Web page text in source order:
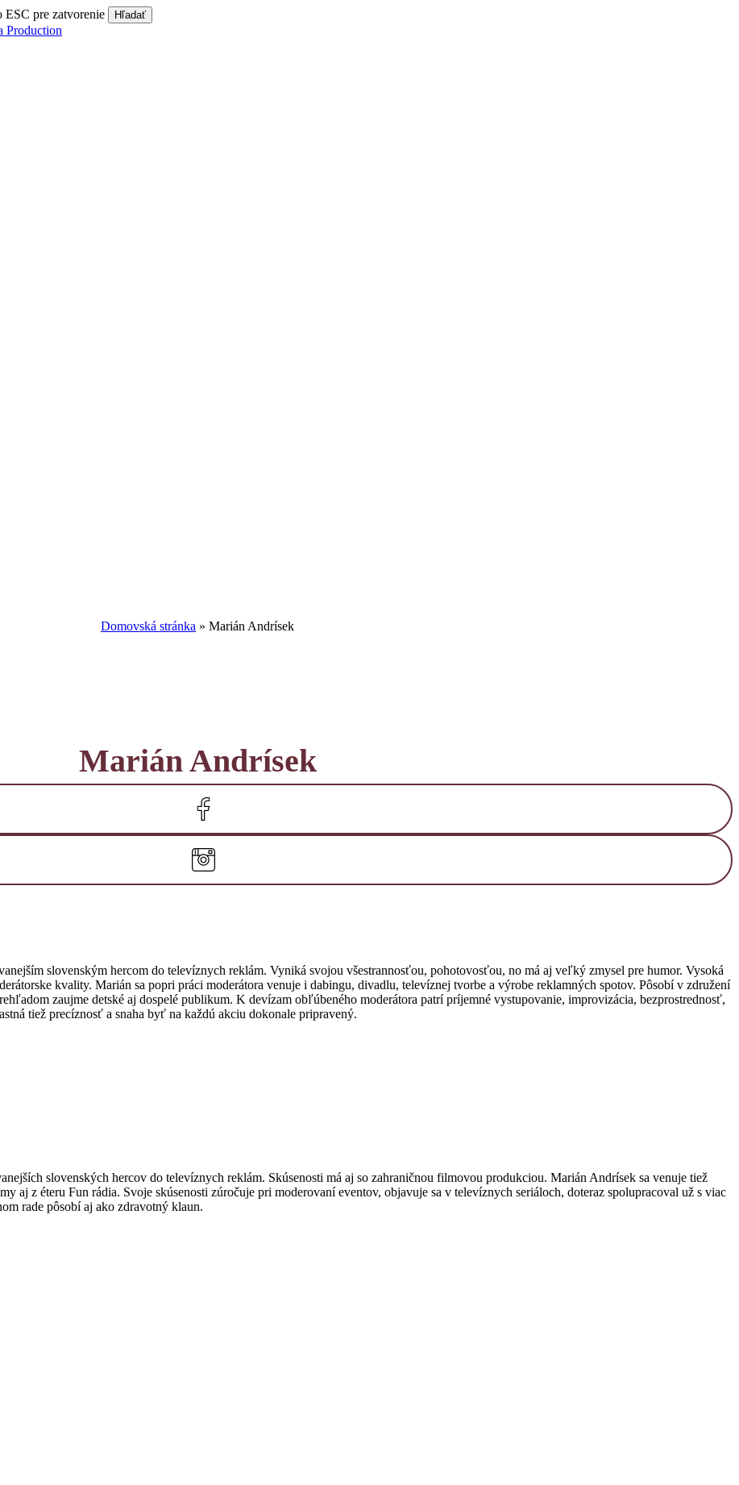
ESC pre zatvorenie Hľadať
Domovská stránka » Marián Andrísek
Marián Andrísek
slovenským hercom do televíznych reklám. Vyniká svojou všestrannosťou, pohotovosťou, no má aj veľký zmysel pre humor. Vysoká
kvality. Marián sa popri práci moderátora venuje i dabingu, divadlu, televíznej tvorbe a výrobe reklamných spotov. Pôsobí v združení
zaujme detské aj dospelé publikum. K devízam obľúbeného moderátora patrí príjemné vystupovanie, improvizácia, bezprostrednosť,
tiež precíznosť a snaha byť na každú akciu dokonale pripravený.
slovenských hercov do televíznych reklám. Skúsenosti má aj so zahraničnou filmovou produkciou. Marián Andrísek sa venuje tiež
aj z éteru Fun rádia. Svoje skúsenosti zúročuje pri moderovaní eventov, objavuje sa v televíznych seriáloch, doteraz spolupracoval už s viac
rade pôsobí aj ako zdravotný klaun.